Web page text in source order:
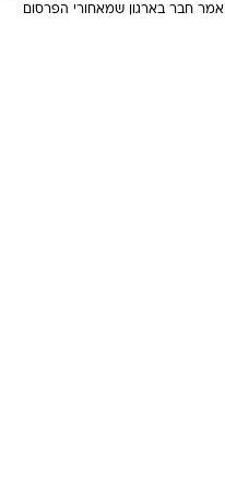
אמר חבר בארגון שמאחורי הפרסום